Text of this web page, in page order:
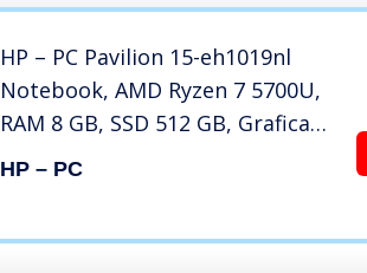
HP – PC Pavilion 15-eh1019nl
Notebook, AMD Ryzen 7 5700U,
RAM 8 GB, SSD 512 GB, Grafica
AMD Radeon, Windows 11
HP – PC